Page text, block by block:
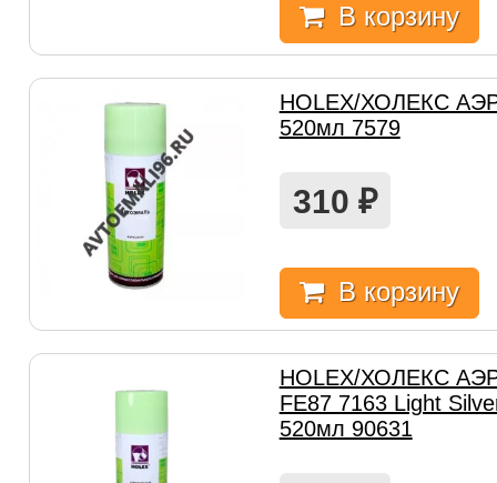
В корзину
HOLEX/ХОЛЕКС
520мл 7579
310 ₽
В корзину
HOLEX/ХОЛЕКС
FE87 7163 Light
520мл 90631